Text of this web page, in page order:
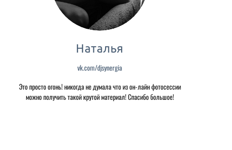
Наталья
vk.com/djsynergia
Это просто огонь! никогда не думала что из он-лайн фотосессии
можно получить такой крутой материал! Спасибо большое!